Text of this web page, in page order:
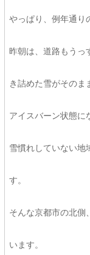
やっぱり、例年通り
昨朝は、道路もうっ
き詰めた雪がそのま
アイスバーン状態に
雪慣れしていない地
す。
そんな京都市の北側
います。